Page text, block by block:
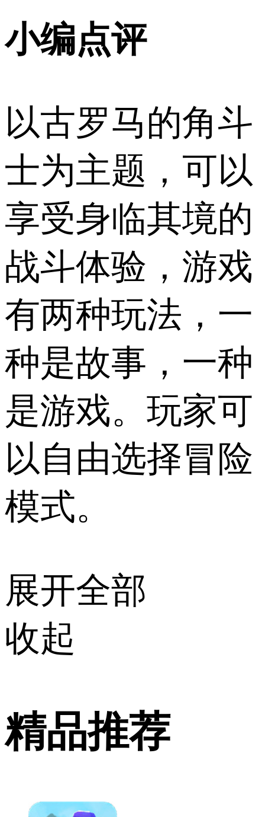
小编点评
以古罗马的角斗
士为主题，可以
享受身临其境的
战斗体验，游戏
有两种玩法，一
种是故事，一种
是游戏。玩家可
以自由选择冒险
模式。
展开全部
收起
精品推荐